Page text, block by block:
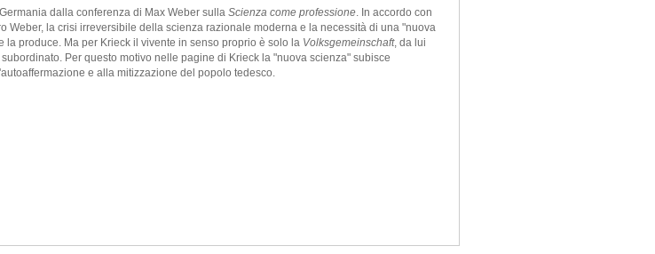
dalla conferenza di Max Weber sulla Scienza come professione. In accordo con
Weber, la crisi irreversibile della scienza razionale moderna e la necessità di una "nuova
produce. Ma per Krieck il vivente in senso proprio è solo la Volksgemeinschaft, da lui
Per questo motivo nelle pagine di Krieck la "nuova scienza" subisce
e alla mitizzazione del popolo tedesco.